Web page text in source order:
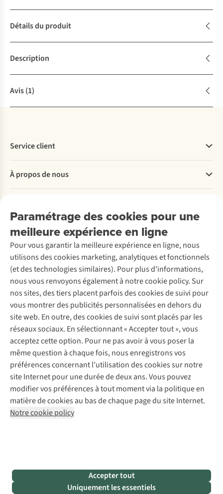
Détails du produit
Description
Avis(1)
Paramétrage des cookies pour une
meilleure expérience en ligne
Pour vous garantir la meilleure expérience en ligne, nous
utilisons des cookies marketing, analytiques et fonctionnels
(et des technologies similaires). Pour plus d'informations,
nous vous renvoyons également à notre cookie policy. Sur
nos sites, des tiers placent parfois des cookies de suivi pour
vous montrer des publicités personnalisées en dehors du
site web. En outre, des cookies de suivi sont placés par les
réseaux sociaux. En sélectionnant « Accepter tout », vous
acceptez cette option. Pour ne pas avoir à vous poser la
même question à chaque fois, nous enregistrons vos
préférences concernant l’utilisation des cookies sur notre
site Internet pour une durée de deux ans. Vous pouvez
modifier vos préférences à tout moment via la politique en
matière de cookies au bas de chaque page du site Internet.
Notre cookie policy
Accepter tout
Uniquement les essentiels
Service client
Commander
Payer
Retourner
Rétractation d'une commande
Entretien & réparations
Garantie
Contactez-nous
À propos de nous
Entreprise responsable
À propos d’Ayacucho
Nos magasins
À propos d’A.S.Adventure
Déclaration d'accessibilité
Location / Location sports d’hiver
Seconde-main
Entretien de ski
Service de lavage
Entretien de chaussures
Réparation de chaussures
Réparation de vêtements
Retouches
Pour les entreprises
Découvrez
A.S.Magazine
Explore Camp
Expertise & conseils
Abonnez-vous à la newsletter
Suivez-nous
Mentions légales
Politique de confidentialité
Conditions générales
Cookie Policy